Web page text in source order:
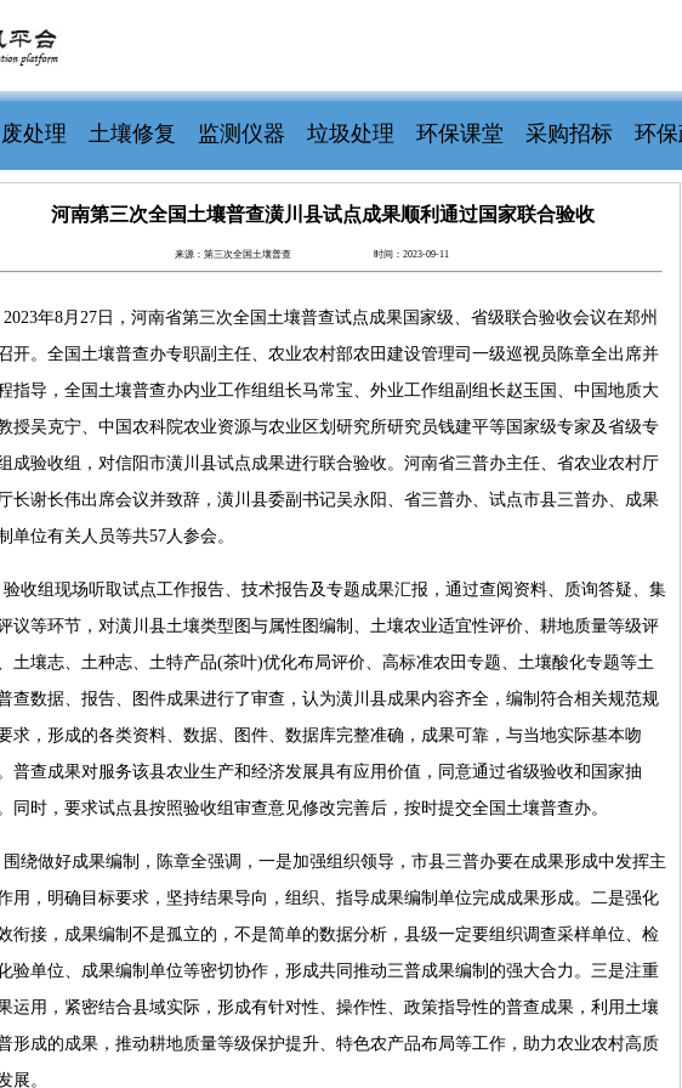
处理 土壤修复 监测仪器 垃圾处理 环保课堂 采购招标 环
河南第三次全国土壤普查潢川县试点成果顺利通过国家联合验收
来源：第三次全国土壤普查 时间：2023-09-11
2023年8月27日，河南省第三次全国土壤普查试点成果国家级、省级联合验收会议在郑州
开。全国土壤普查办专职副主任、农业农村部农田建设管理司一级巡视员陈章全出席并
指导，全国土壤普查办内业工作组组长马常宝、外业工作组副组长赵玉国、中国地质大
授吴克宁、中国农科院农业资源与农业区划研究所研究员钱建平等国家级专家及省级专
成验收组，对信阳市潢川县试点成果进行联合验收。河南省三普办主任、省农业农村厅
长谢长伟出席会议并致辞，潢川县委副书记吴永阳、省三普办、试点市县三普办、成果
单位有关人员等共57人参会。
验收组现场听取试点工作报告、技术报告及专题成果汇报，通过查阅资料、质询答疑、集
议等环节，对潢川县土壤类型图与属性图编制、土壤农业适宜性评价、耕地质量等级评
土壤志、土种志、土特产品(茶叶)优化布局评价、高标准农田专题、土壤酸化专题等土
查数据、报告、图件成果进行了审查，认为潢川县成果内容齐全，编制符合相关规范规
求，形成的各类资料、数据、图件、数据库完整准确，成果可靠，与当地实际基本吻
普查成果对服务该县农业生产和经济发展具有应用价值，同意通过省级验收和国家抽
同时，要求试点县按照验收组审查意见修改完善后，按时提交全国土壤普查办。
围绕做好成果编制，陈章全强调，一是加强组织领导，市县三普办要在成果形成中发挥主
用，明确目标要求，坚持结果导向，组织、指导成果编制单位完成成果形成。二是强化
衔接，成果编制不是孤立的，不是简单的数据分析，县级一定要组织调查采样单位、检
验单位、成果编制单位等密切协作，形成共同推动三普成果编制的强大合力。三是注重
运用，紧密结合县域实际，形成有针对性、操作性、政策指导性的普查成果，利用土壤
形成的成果，推动耕地质量等级保护提升、特色农产品布局等工作，助力农业农村高质
展。